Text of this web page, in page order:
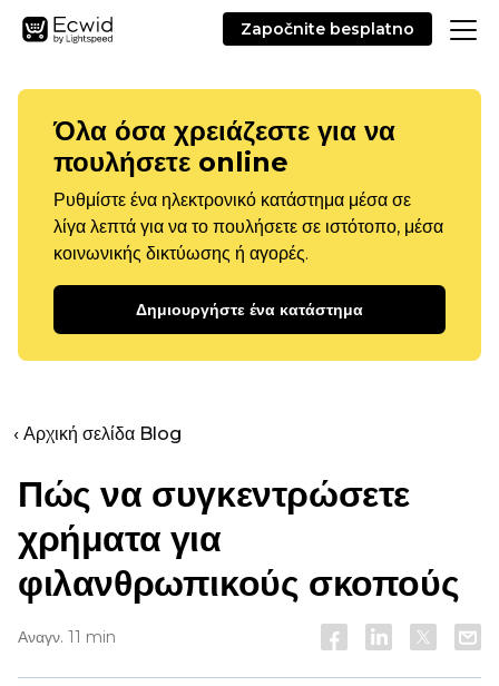
Započnite besplatno
Όλα όσα χρειάζεστε για να
πουλήσετε online
Ρυθμίστε ένα ηλεκτρονικό κατάστημα μέσα σε
λίγα λεπτά για να το πουλήσετε σε ιστότοπο, μέσα
κοινωνικής δικτύωσης ή αγορές.
Δημιουργήστε ένα κατάστημα
‹ Αρχική σελίδα Blog
Πώς να συγκεντρώσετε
χρήματα για
φιλανθρωπικούς σκοπούς
Αναγν. 11 min